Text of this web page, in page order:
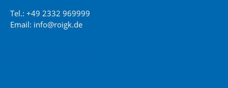
Tel.: +49 2332 969999
Email: info@roigk.de